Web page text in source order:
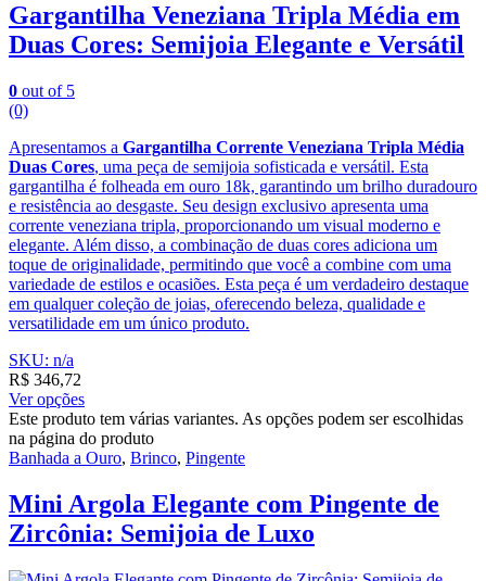
Gargantilha Veneziana Tripla Média em
Duas Cores: Semijoia Elegante e Versátil
0 out of 5
(0)
Apresentamos a Gargantilha Corrente Veneziana Tripla Média
Duas Cores, uma peça de semijoia sofisticada e versátil. Esta
gargantilha é folheada em ouro 18k, garantindo um brilho duradouro
e resistência ao desgaste. Seu design exclusivo apresenta uma
corrente veneziana tripla, proporcionando um visual moderno e
elegante. Além disso, a combinação de duas cores adiciona um
toque de originalidade, permitindo que você a combine com uma
variedade de estilos e ocasiões. Esta peça é um verdadeiro destaque
em qualquer coleção de joias, oferecendo beleza, qualidade e
versatilidade em um único produto.
SKU: n/a
R$ 346,72
Ver opções
Este produto tem várias variantes. As opções podem ser escolhidas
na página do produto
Banhada a Ouro, Brinco, Pingente
Mini Argola Elegante com Pingente de
Zircônia: Semijoia de Luxo